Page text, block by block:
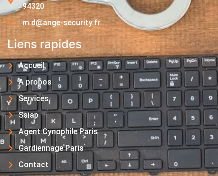
94320
m.d@ange-security.fr
Liens rapides
Accueil
A propos
Services
Ssiap
Agent Cynophile Paris
Gardiennage Paris
Contact